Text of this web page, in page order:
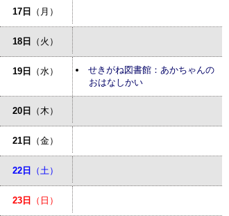
17日 （月）
18日 （火）
19日 （水）
せきがね図書館：あかちゃんの
おはなしかい
20日 （木）
21日 （金）
22日 （土）
23日 （日）